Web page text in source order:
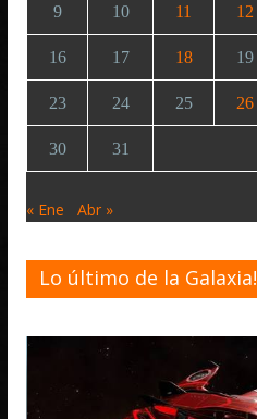
9 10 11 12
16 17 18 19
23 24 25 26
30 31
« Ene Abr »
Lo último de la Galaxia!